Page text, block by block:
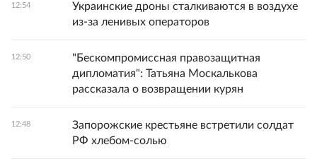
12:54
Украинские дроны сталкиваются в воздухе
из-за ленивых операторов
12:50
"Бескомпромиссная правозащитная
дипломатия": Татьяна Москалькова
рассказала о возвращении курян
12:48
Запорожские крестьяне встретили солдат
РФ хлебом-солью